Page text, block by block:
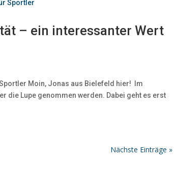
– ein interessanter Wert
Moin, Jonas aus Bielefeld hier! Im
die Lupe genommen werden. Dabei geht es erst
Nächste Einträge »